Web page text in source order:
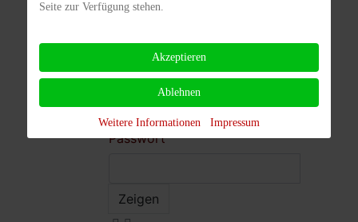
Passwort
Zeigen
Seite zur Verfügung stehen.
Akzeptieren
Ablehnen
Weitere Informationen Impressum